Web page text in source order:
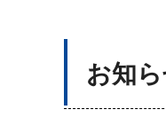
お知